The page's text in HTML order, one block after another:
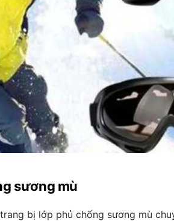
sương mù
bị lớp phủ chống sương mù